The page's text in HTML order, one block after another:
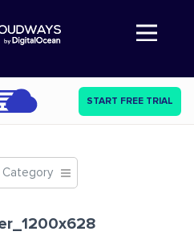
Abre a navegação
START FREE TRIAL